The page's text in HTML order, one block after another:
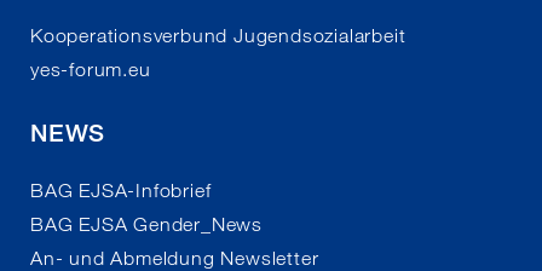
Kooperationsverbund Jugendsozialarbeit
yes-forum.eu
NEWS
BAG EJSA-Infobrief
BAG EJSA Gender_News
An- und Abmeldung Newsletter